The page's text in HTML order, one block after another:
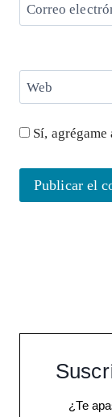
Correo
Web
Sí,
¿Te